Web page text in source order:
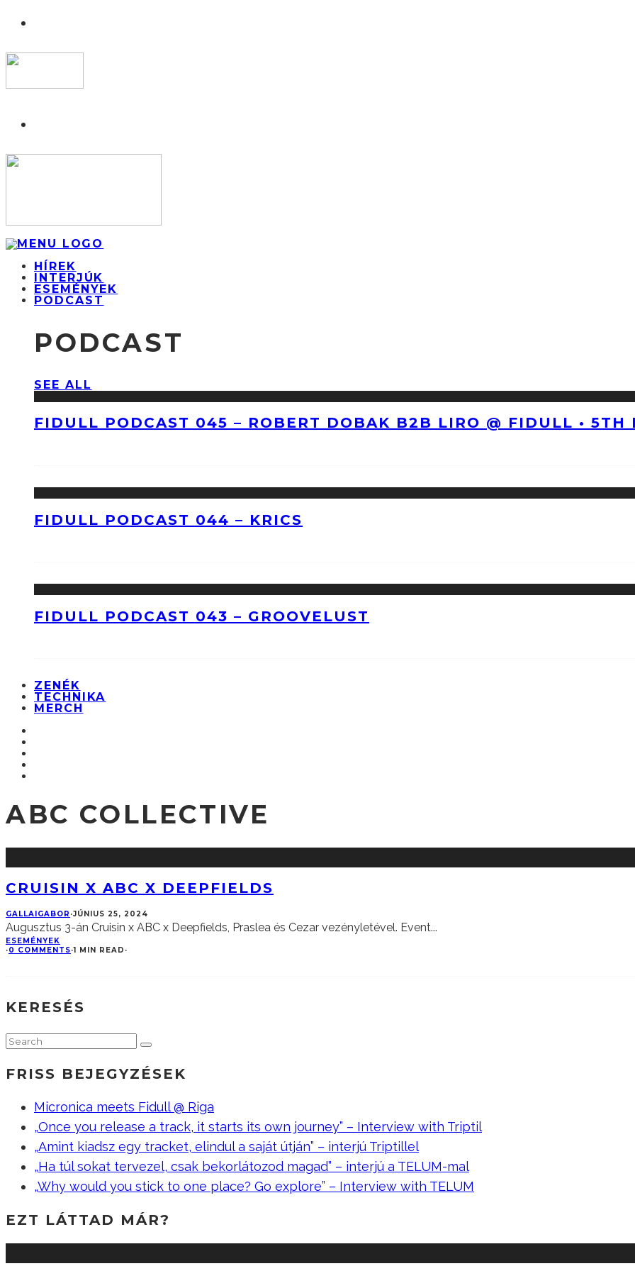
HÍREK
INTERJÚK
ESEMÉNYEK
PODCAST
PODCAST
SEE ALL
FIDULL PODCAST 045 – ROBERT DOBAK B2B LIRO @ FIDULL • 5TH
FIDULL PODCAST 044 – KRICS
FIDULL PODCAST 043 – GROOVELUST
ZENÉK
TECHNIKA
MERCH
ABC COLLECTIVE
CRUISIN X ABC X DEEPFIELDS
GALLAIGABOR ·JÚNIUS 25, 2024
Augusztus 3-án Cruisin x ABC x Deepfields, Praslea és Cezar vezényletével. Event...
ESEMÉNYEK
·0 COMMENTS·1 MIN READ ·
KERESÉS
FRISS BEJEGYZÉSEK
Micronica meets Fidull @ Riga
„Once you release a track, it starts its own journey” – Interview with Triptil
„Amint kiadsz egy tracket, elindul a saját útján” – interjú Triptillel
„Ha túl sokat tervezel, csak bekorlátozod magad” – interjú a TELUM-mal
„Why would you stick to one place? Go explore” – Interview with TELUM
EZT LÁTTAD MÁR?